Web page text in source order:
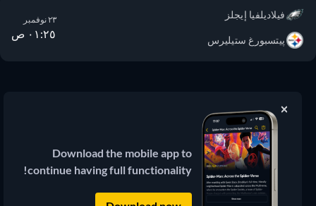
فيلاديلفيا إيجلز
پيتسبورغ ستيليرس ٠١:٢٥ ص
JustWatch دليل بث الأفلام والمسلسلات
(3.13.0) جميع المحتويات الخارجية تظل ملكاً
لمالكها الشرعي.
Download the mobile app to
continue having full functionality!